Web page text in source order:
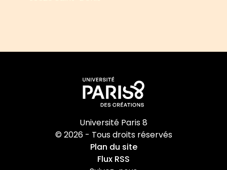
Université Paris 8
© 2026 - Tous droits réservés
Plan du site
Flux RSS